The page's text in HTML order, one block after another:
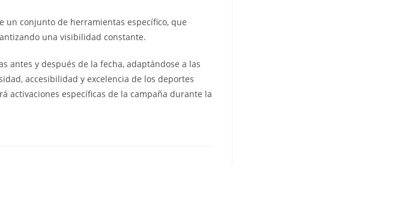
un conjunto de herramientas específico, que
una visibilidad constante.
antes y después de la fecha, adaptándose a las
accesibilidad y excelencia de los deportes
activaciones específicas de la campaña durante la